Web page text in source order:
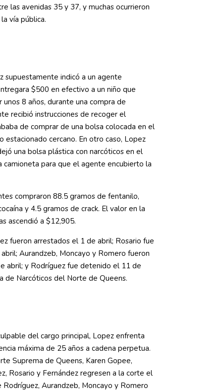
las avenidas 35 y 37, y muchas ocurrieron
vía pública.
supuestamente indicó a un agente
$500 en efectivo a un niño que
8 años, durante una compra de
recibió instrucciones de recoger el
de comprar de una bolsa colocada en el
estacionado cercano. En otro caso, Lopez
una bolsa plástica con narcóticos en el
camioneta para que el agente encubierto la
compraron 88.5 gramos de fentanilo,
y 4.5 gramos de crack. El valor en la
ascendió a $12,905.
fueron arrestados el 1 de abril; Rosario fue
Aurandzeb, Moncayo y Romero fueron
abril; y Rodríguez fue detenido el 11 de
de Narcóticos del Norte de Queens.
del cargo principal, Lopez enfrenta
máxima de 25 años a cadena perpetua.
Suprema de Queens, Karen Gopee,
Rosario y Fernández regresen a la corte el
Aurandzeb, Moncayo y Romero